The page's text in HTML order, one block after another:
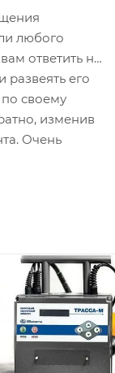
любого
ответить на
его
своему
изменив
Очень